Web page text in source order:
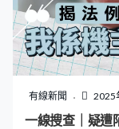
有線新聞 2025
一線搜查｜疑